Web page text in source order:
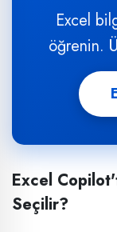
Excel
öğrenin.
Excel
Seçilir?